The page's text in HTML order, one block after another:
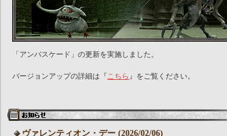
「アンバスケード」の更新を実施しました。
バージョンアップの詳細は『こちら 』をご覧ください。
ヴァレンティオン・デー (2026/02/06)